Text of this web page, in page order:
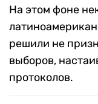
На этом фоне
решили не
выборов,
протоколов.